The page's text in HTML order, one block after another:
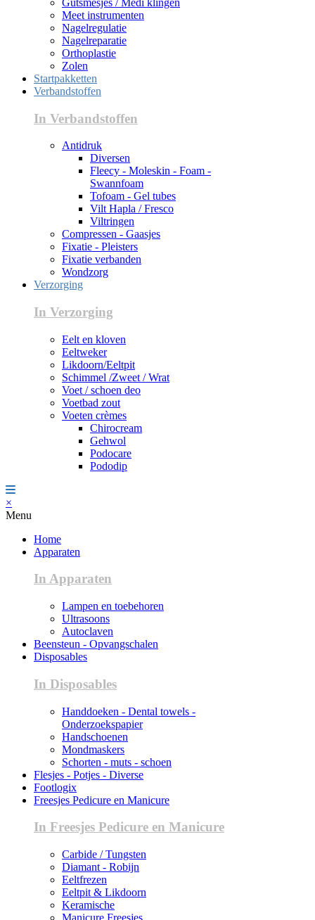
Meet instrumenten
Nagelregulatie
Nagelreparatie
Orthoplastie
Zolen
Startpakketten
Verbandstoffen
In Verbandstoffen
Antidruk
Diversen
Fleecy - Moleskin - Foam -
Swannfoam
Tofoam - Gel tubes
Vilt Hapla / Fresco
Viltringen
Compressen - Gaasjes
Fixatie - Pleisters
Fixatie verbanden
Wondzorg
Verzorging
In Verzorging
Eelt en kloven
Eeltweker
Likdoorn/Eeltpit
Schimmel /Zweet / Wrat
Voet / schoen deo
Voetbad zout
Voeten crèmes
Chirocream
Gehwol
Podocare
Pododip
×
Menu
Home
Apparaten
In Apparaten
Lampen en toebehoren
Ultrasoons
Autoclaven
Beensteun - Opvangschalen
Disposables
In Disposables
Handdoeken - Dental towels -
Onderzoekspapier
Handschoenen
Mondmaskers
Schorten - muts - schoen
Flesjes - Potjes - Diverse
Footlogix
Freesjes Pedicure en Manicure
In Freesjes Pedicure en Manicure
Carbide / Tungsten
Diamant - Robijn
Eeltfrezen
Eeltpit & Likdoorn
Keramische
Manicure Freesjes